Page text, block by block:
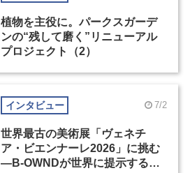
植物を主役に。パークスガーデ
ンの“残して磨く”リニューアル
プロジェクト（2）
インタビュー 7/2
世界最古の美術展「ヴェネチ
ア・ビエンナーレ2026」に挑む
―B-OWNDが世界に提示する美